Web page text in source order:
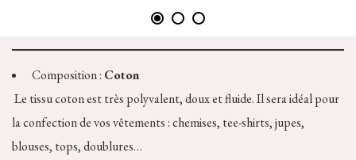
Composition : Coton
Le tissu coton est très polyvalent, doux et fluide. Il sera idéal pour
la confection de vos vêtements : chemises, tee-shirts, jupes,
blouses, tops, doublures…